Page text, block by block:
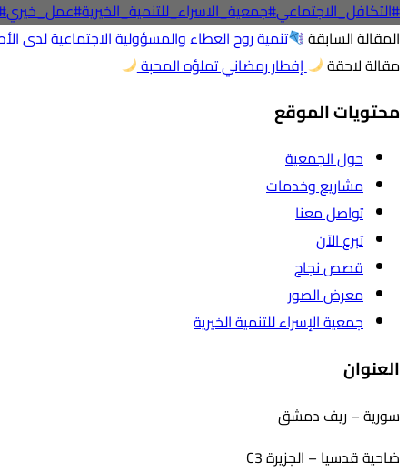
#التكافل_الاجتماعي#جمعية_الاسراء_للتنمية_الخيرية#عمل_خيري
المقالة السابقة
تنمية روح العطاء والمسؤولية الاجتماعية لدى
مقالة لاحقة
إفطار رمضاني تملؤه المحبة
محتويات الموقع
حول الجمعية
مشاريع وخدمات
تواصل معنا
تبرع الآن
قصص نجاح
معرض الصور
جمعية الإسراء للتنمية الخيرية
العنوان
سورية – ريف دمشق
ضاحية قدسيا – الجزيرة C3